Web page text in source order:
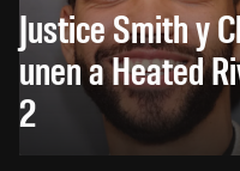
Justice Smith y
unen a Heated
2